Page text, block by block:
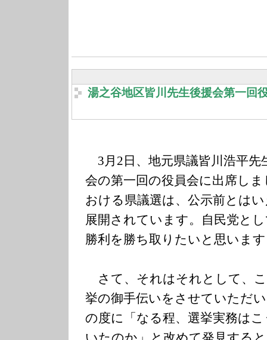
湯之谷地区皆川先生後援会第一回
3月2日、地元県議皆川浩平先
会の第一回の役員会に出席し
おける県議選は、公示前とは
展開されています。自民党と
勝利を勝ち取りたいと思いま
さて、それはそれとして、
挙の御手伝いをさせていただ
の度に「なる程、選挙実務は